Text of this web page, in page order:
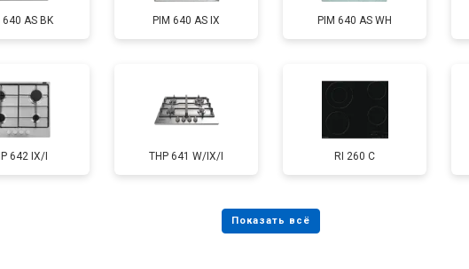
640 AS BK PIM 640 AS IX PIM 640 AS WH
642 IX/I THP 641 W/IX/I RI 260 C